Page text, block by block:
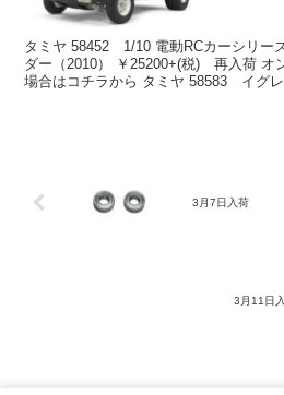
タミヤ 58452 1/10 電動RCカーシリー
ダー（2010） ￥25200+(税) 再入荷 オ
場合はコチラから タミヤ 58583 イグ
3月7日入荷
3月11日